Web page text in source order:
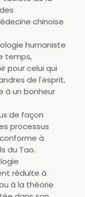
chinoise
humaniste
temps,
pour celui qui
de l'esprit,
à un bonheur
de façon
processus
à
du Tao.
réduite à
à la théorie